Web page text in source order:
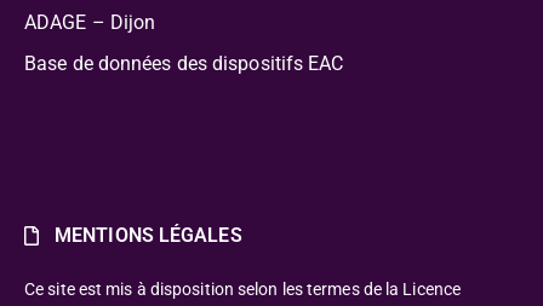
ADAGE – Dijon
Base de données des dispositifs EAC
MENTIONS LÉGALES
Ce site est mis à disposition selon les termes de la Licence